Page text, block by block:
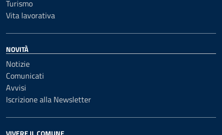
Turismo
Vita lavorativa
NOVITÀ
Notizie
Comunicati
Avvisi
Iscrizione alla Newsletter